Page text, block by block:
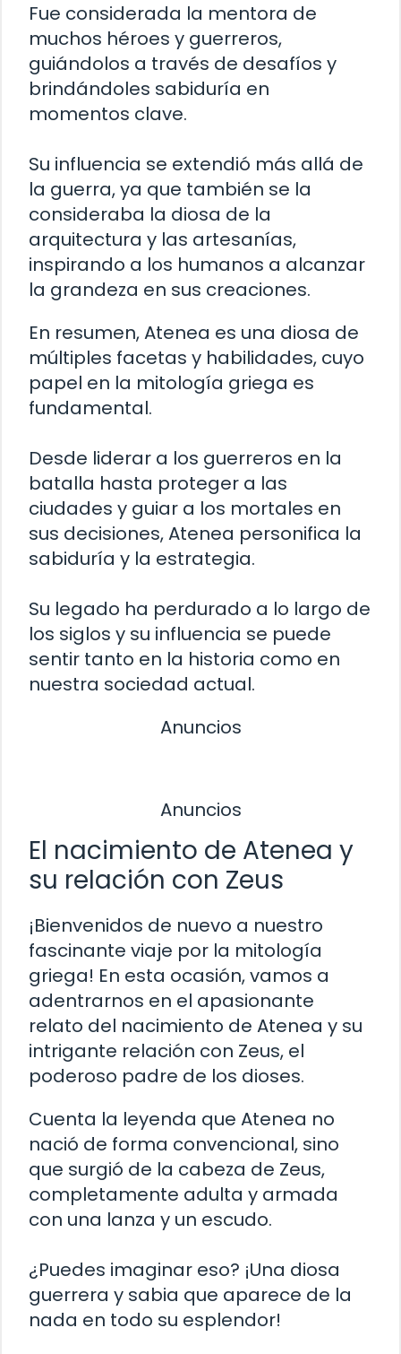
Fue considerada la mentora de
muchos héroes y guerreros,
guiándolos a través de desafíos y
brindándoles sabiduría en
momentos clave.
Su influencia se extendió más allá de
la guerra, ya que también se la
consideraba la diosa de la
arquitectura y las artesanías,
inspirando a los humanos a alcanzar
la grandeza en sus creaciones.
En resumen, Atenea es una diosa de
múltiples facetas y habilidades, cuyo
papel en la mitología griega es
fundamental.
Desde liderar a los guerreros en la
batalla hasta proteger a las
ciudades y guiar a los mortales en
sus decisiones, Atenea personifica la
sabiduría y la estrategia.
Su legado ha perdurado a lo largo de
los siglos y su influencia se puede
sentir tanto en la historia como en
nuestra sociedad actual.
Anuncios
Anuncios
El nacimiento de Atenea y
su relación con Zeus
¡Bienvenidos de nuevo a nuestro
fascinante viaje por la mitología
griega! En esta ocasión, vamos a
adentrarnos en el apasionante
relato del nacimiento de Atenea y su
intrigante relación con Zeus, el
poderoso padre de los dioses.
Cuenta la leyenda que Atenea no
nació de forma convencional, sino
que surgió de la cabeza de Zeus,
completamente adulta y armada
con una lanza y un escudo.
¿Puedes imaginar eso? ¡Una diosa
guerrera y sabia que aparece de la
nada en todo su esplendor!